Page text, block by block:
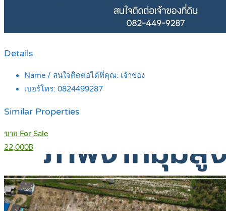
Details
Name / สนใจติดต่อได้ที่คุณ: เจ้าของ
เบอร์โทร: 0824499287
Similar Properties
ขาย For Sale
22,000฿